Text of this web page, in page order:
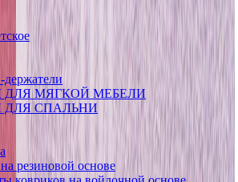
МЯГКОЙ МЕБЕЛИ
СПАЛЬНИ
резиновой основе